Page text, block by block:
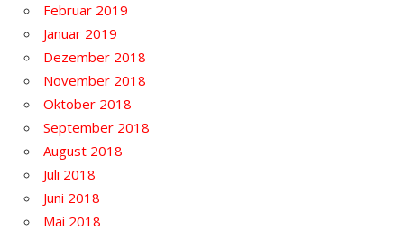
Februar 2019
Januar 2019
Dezember 2018
November 2018
Oktober 2018
September 2018
August 2018
Juli 2018
Juni 2018
Mai 2018